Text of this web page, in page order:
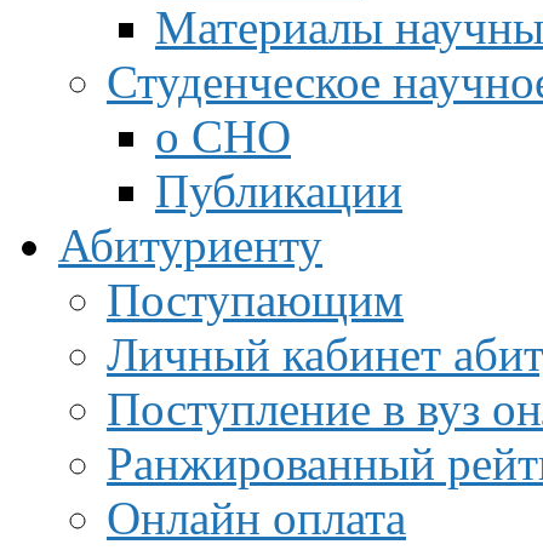
Материалы
Студенческое
о СНО
Публикации
Абитуриенту
Поступающим
Личный кабинет
Поступление в вуз
Ранжированный
Онлайн оплата